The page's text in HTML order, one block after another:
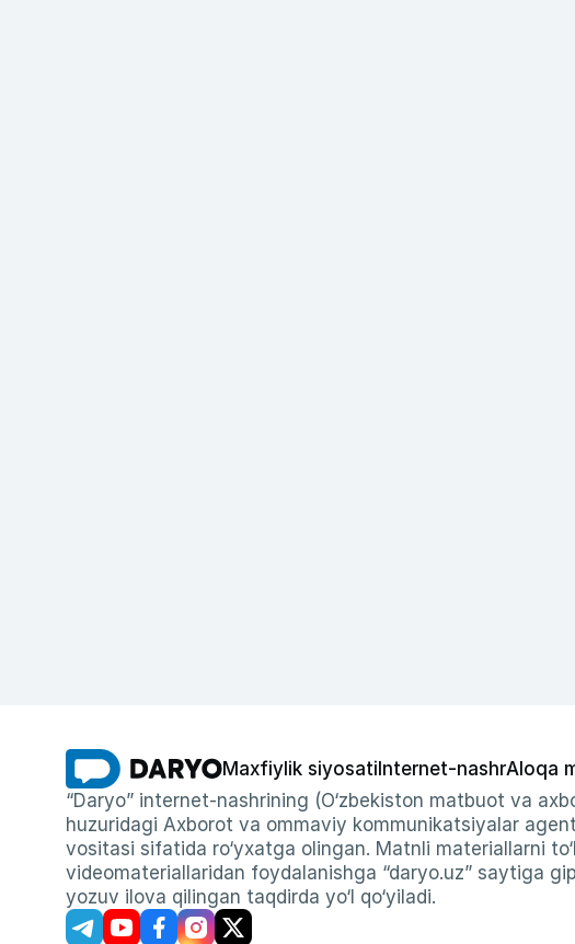
Maxfiylik siyosati Internet-nashrAloqa
“Daryo” internet-nashrining (O‘zbekiston matbuot va
huzuridagi Axborot va ommaviy kommunikatsiyalar
vositasi sifatida ro‘yxatga olingan. Matnli materiallarni
videomateriallaridan foydalanishga “daryo.uz” saytiga
yozuv ilova qilingan taqdirda yo‘l qo‘yiladi.